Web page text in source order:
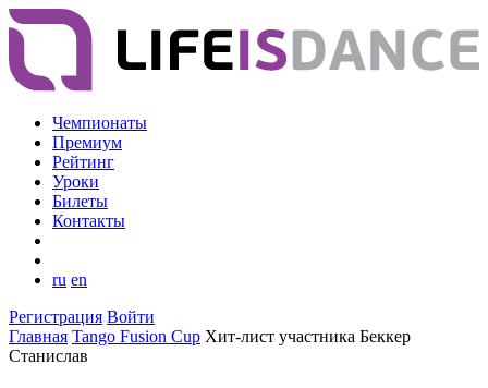
Чемпионаты
Премиум
Рейтинг
Уроки
Билеты
Контакты
ru en
Регистрация Войти
Главная Tango Fusion Cup Хит-лист участника Беккер
Станислав